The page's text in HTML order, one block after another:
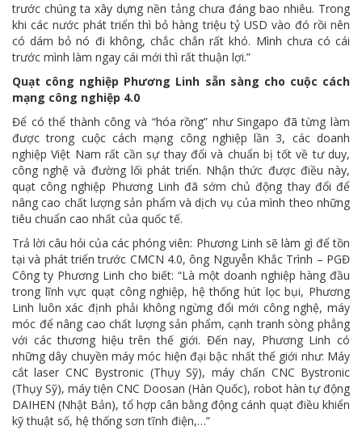
trước chúng ta xây dựng nền tảng chưa đáng bao nhiêu. Trong
khi các nước phát triển thì bỏ hàng triệu tỷ USD vào đó rồi nên
có dám bỏ nó đi không, chắc chắn rất khó. Mình chưa có cái
trước mình làm ngay cái mới thì rất thuận lợi.”
Quạt công nghiệp Phương Linh sẵn sàng cho cuộc cách
mạng công nghiệp 4.0
Để có thể thành công và “hóa rồng” như Singapo đã từng làm
được trong cuộc cách mạng công nghiệp lần 3, các doanh
nghiệp Việt Nam rất cần sự thay đổi và chuẩn bị tốt về tư duy,
công nghệ và đường lối phát triển. Nhận thức được điều này,
quạt công nghiệp Phương Linh đã sớm chủ động thay đổi để
nâng cao chất lượng sản phẩm và dịch vụ của mình theo những
tiêu chuẩn cao nhất của quốc tế.
Trả lời câu hỏi của các phóng viên: Phương Linh sẽ làm gì để tồn
tại và phát triển trước CMCN 4.0, ông Nguyễn Khắc Trình – PGĐ
Công ty Phương Linh cho biết: “Là một doanh nghiệp hàng đầu
trong lĩnh vực quạt công nghiệp, hệ thống hút lọc bụi, Phương
Linh luôn xác định phải không ngừng đổi mới công nghệ, máy
móc để nâng cao chất lượng sản phẩm, cạnh tranh sòng phẳng
với các thương hiệu trên thế giới. Đến nay, Phương Linh có
những dây chuyền máy móc hiện đại bậc nhất thế giới như: Máy
cắt laser CNC Bystronic (Thụy Sỹ), máy chấn CNC Bystronic
(Thụy Sỹ), máy tiện CNC Doosan (Hàn Quốc), robot hàn tự động
DAIHEN (Nhật Bản), tổ hợp cân bằng động cánh quạt điều khiển
kỹ thuật số, hệ thống sơn tĩnh điện,…”